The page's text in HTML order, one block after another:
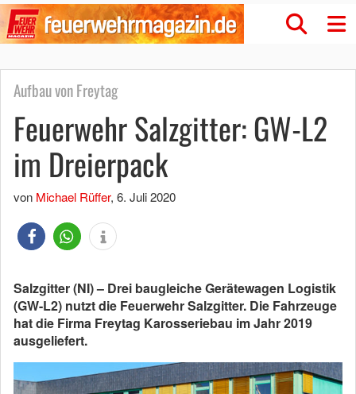
Aufbau von Freytag
Feuerwehr Salzgitter: GW-L2
im Dreierpack
von Michael Rüffer, 6. Juli 2020
Salzgitter (NI) – Drei baugleiche Gerätewagen Logistik
(GW-L2) nutzt die Feuerwehr Salzgitter. Die Fahrzeuge
hat die Firma Freytag Karosseriebau im Jahr 2019
ausgeliefert.